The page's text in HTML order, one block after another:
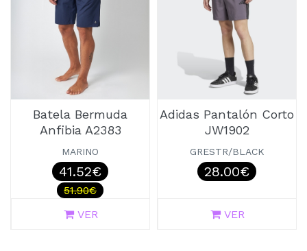
Batela Bermuda
Anfibia A2383
MARINO
41.52€
51.90€
VER
Adidas Pantalón Corto
JW1902
GRESTR/BLACK
28.00€
VER